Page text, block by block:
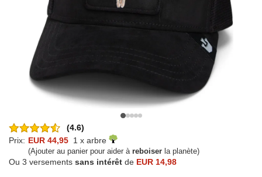
(4.6)
Prix: EUR 44,95 1 x arbre
(Ajouter au panier pour aider à reboiser la planète)
Ou 3 versements sans intérêt de EUR 14,98